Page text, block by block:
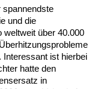
spannendste
und die
weltweit über 40.000
Interessant ist hierbei
hatte den
in